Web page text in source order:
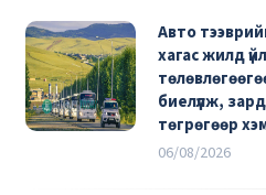
Авто
хагас жилд
биелүүлж,
төгрөгөөр
06/08/2026